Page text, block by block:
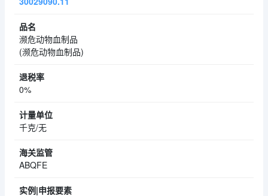
濒危动物血制品
(濒危动物血制品)
0%
千克/无
ABQFE